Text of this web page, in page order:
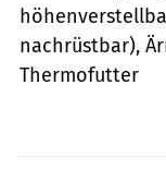
nachrüstbar),
Thermofutter